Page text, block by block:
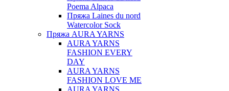
Poema Alpaca
Пряжа Laines du nord
Watercolor Sock
Пряжа AURA YARNS
AURA YARNS
FASHION EVERY
DAY
AURA YARNS
FASHION LOVE ME
AURA YARNS